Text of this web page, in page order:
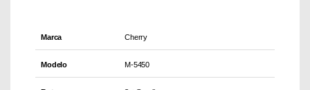
Marca Cherry
Modelo M-5450